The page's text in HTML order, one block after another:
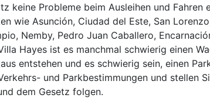
keine Probleme beim Ausleihen und Fahren
wie Asunción, Ciudad del Este, San
Nemby, Pedro Juan Caballero,
Hayes ist es manchmal schwierig einen
entstehen und es schwierig sein, einen
und Parkbestimmungen und stellen
dem Gesetz folgen.